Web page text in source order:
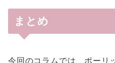
まとめ
今回のコラムでは、ポーリ